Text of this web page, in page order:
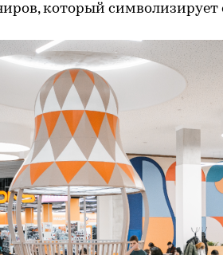
который символизирует